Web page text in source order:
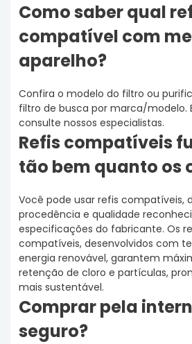
Como saber qual
compatível com
aparelho?
Confira o modelo do filtro ou
filtro de busca por marca/modelo.
consulte nossos especialistas.
Refis compatíveis
tão bem quanto os
Você pode usar refis compatíveis,
procedência e qualidade
especificações do fabricante. Os
compatíveis, desenvolvidos com
energia renovável, garantem
retenção de cloro e partículas,
mais sustentável.
Comprar pela
seguro?